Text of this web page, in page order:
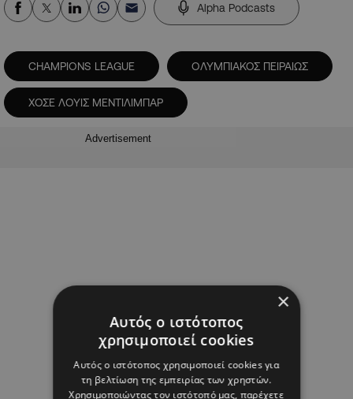
Alpha Podcasts
CHAMPIONS LEAGUE ΟΛΥΜΠΙΑΚΟΣ ΠΕΙΡΑΙΩΣ
ΧΟΣΕ ΛΟΥΙΣ ΜΕΝΤΙΛΙΜΠΑΡ
Advertisement
×
Αυτός ο ιστότοπος
χρησιμοποιεί cookies
Αυτός ο ιστότοπος χρησιμοποιεί cookies για
τη βελτίωση της εμπειρίας των χρηστών.
Χρησιμοποιώντας τον ιστότοπό μας, παρέχετε